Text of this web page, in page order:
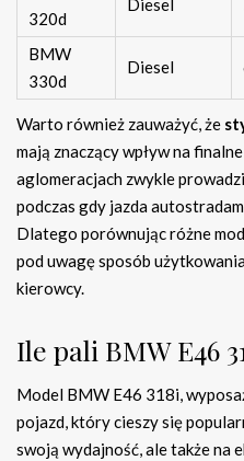
320d
Diesel
BMW
330d
Diesel
Warto również zauważyć, że
mają znaczący wpływ na
aglomeracjach zwykle
podczas gdy jazda
Dlatego porównując różne
pod uwagę sposób
kierowcy.
Ile pali BMW E46
Model BMW E46 318i,
pojazd, który cieszy się
swoją wydajność, ale także na